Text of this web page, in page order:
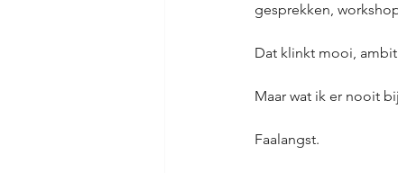
gesprekken,
Dat klinkt mooi,
Maar wat ik er nooit
Faalangst.